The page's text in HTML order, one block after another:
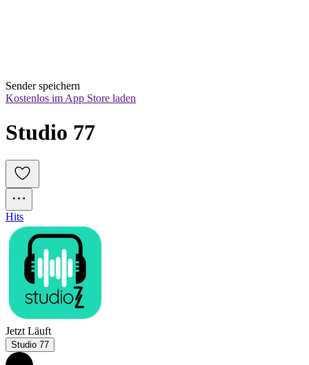
Sender speichern
Kostenlos im App Store laden
Studio 77
Hits
Jetzt Läuft
Studio 77